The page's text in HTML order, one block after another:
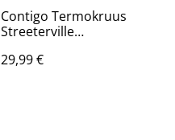
Contigo Termokruus
Streeterville
Coral Roosa 2217787
29,99 €